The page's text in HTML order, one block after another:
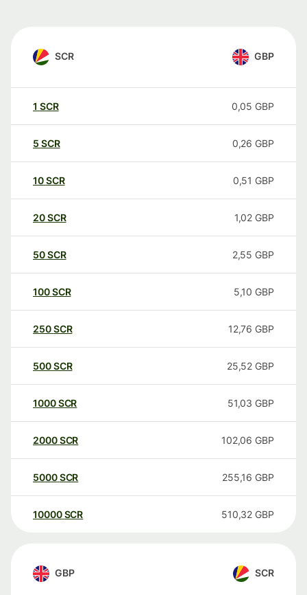
SCR GBP
1 SCR 0,05 GBP
5 SCR 0,26 GBP
10SCR 0,51 GBP
20SCR 1,02 GBP
50SCR 2,55 GBP
100SCR 5,10 GBP
250SCR 12,76 GBP
500SCR 25,52 GBP
1000SCR 51,03 GBP
2000SCR 102,06 GBP
5000SCR 255,16 GBP
10000 SCR 510,32 GBP
GBP SCR